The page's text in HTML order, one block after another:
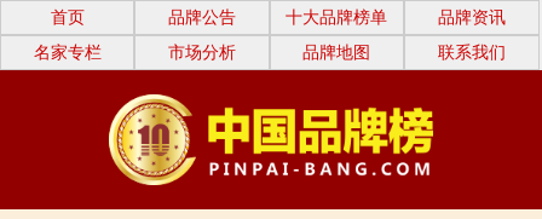
首页 品牌公告 十大品牌榜单
品牌资讯
名家专栏
市场分析 品牌地图 联系我们